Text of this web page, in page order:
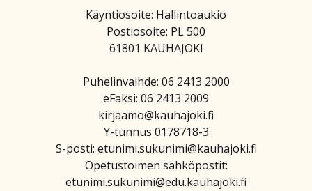
Käyntiosoite: Hallintoaukio
Postiosoite: PL 500
61801 KAUHAJOKI
Puhelinvaihde: 06 2413 2000
eFaksi: 06 2413 2009
kirjaamo@kauhajoki.fi
Y-tunnus 0178718-3
S-posti: etunimi.sukunimi@kauhajoki.fi
Opetustoimen sähköpostit:
etunimi.sukunimi@edu.kauhajoki.fi